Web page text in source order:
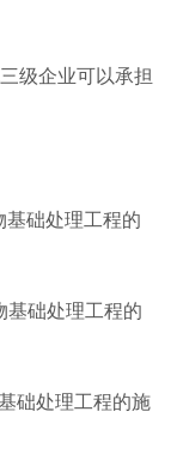
级企业可以承担
基础处理工程的
基础处理工程的
础处理工程的施